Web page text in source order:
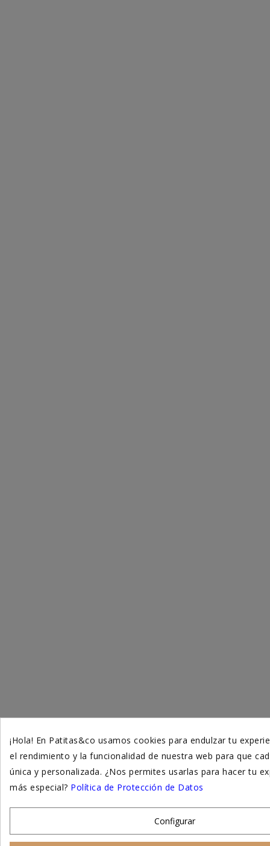
¡Hola! En Patitas&co usamos cookies para endulzar tu
el rendimiento y la funcionalidad de nuestra web para que
única y personalizada. ¿Nos permites usarlas para hacer tu
más especial? Política de Protección de Datos
Configurar